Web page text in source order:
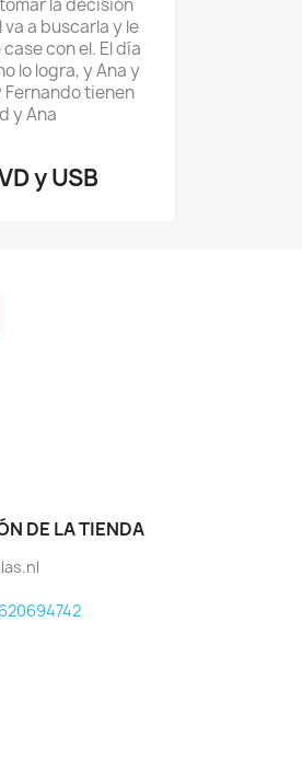
la decisión
a buscarla y le
con el. El día
lo logra, y Ana y
Fernando tienen
y Ana
y USB
DE LA TIENDA